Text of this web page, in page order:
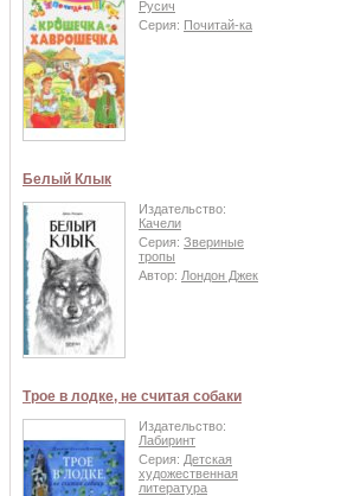
Русич
Серия: Почитай-ка
Белый Клык
Издательство:
Качели
Серия: Звериные
тропы
Автор: Лондон Джек
Трое в лодке, не считая собаки
Издательство:
Лабиринт
Серия: Детская
художественная
литература